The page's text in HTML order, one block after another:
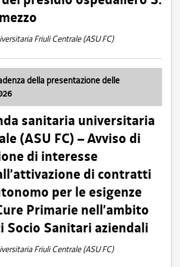
Friuli Centrale (ASU FC)
della presentazione delle
sanitaria universitaria
(ASU FC) – Avviso di
di interesse
di contratti
per le esigenze
Primarie nell’ambito
Sanitari aziendali
Friuli Centrale (ASU FC)